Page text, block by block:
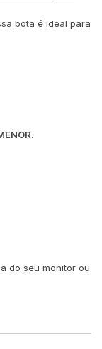
bota é ideal para
do seu monitor ou